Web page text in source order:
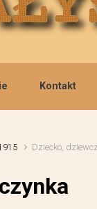
Kontakt
Dziecko,